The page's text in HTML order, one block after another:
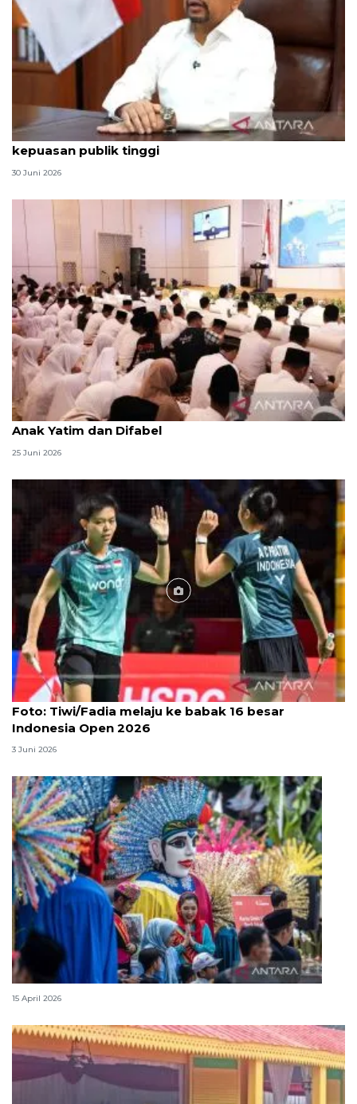
Qodari: Pemerintah tak puas diri meski tingkat
kepuasan publik tinggi
30 Juni 2026
Menag jadikan setiap 10 Muharam sebagai Lebaran
Anak Yatim dan Difabel
25 Juni 2026
Foto
Foto: Tiwi/Fadia melaju ke babak 16 besar
Indonesia Open 2026
3 Juni 2026
Lebaran Betawi, harmoni tradisi dan kota global
15 April 2026